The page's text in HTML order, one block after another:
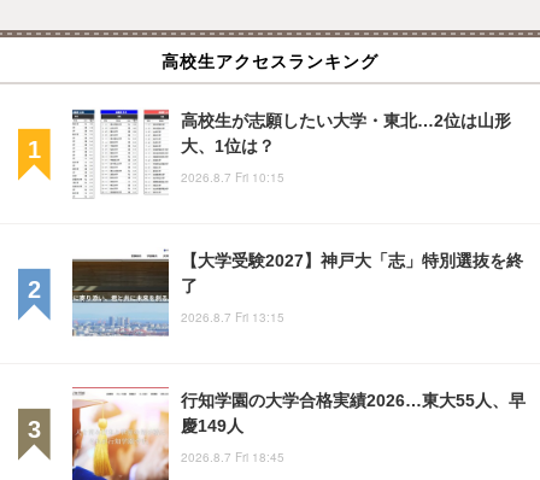
高校生アクセスランキング
高校生が志願したい大学・東北…2位は山形
大、1位は？
2026.8.7 Fri 10:15
【大学受験2027】神戸大「志」特別選抜を終
了
2026.8.7 Fri 13:15
行知学園の大学合格実績2026…東大55人、早
慶149人
2026.8.7 Fri 18:45